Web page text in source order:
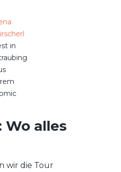
in
Wo alles
wir die Tour